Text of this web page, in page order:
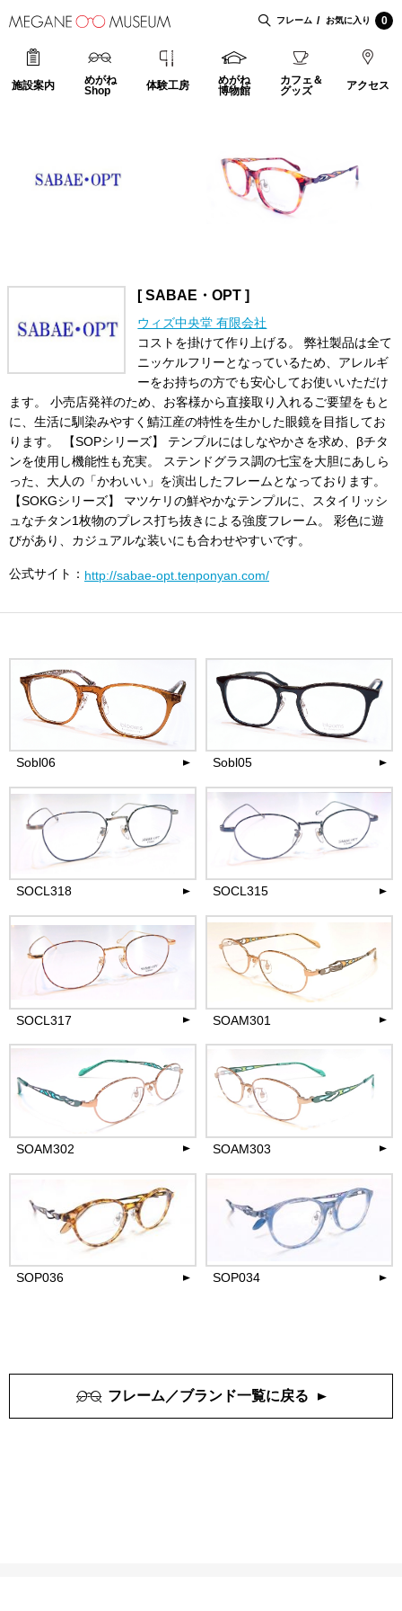
フレーム お気に入り 0
施設案内
めがね
Shop
体験工房
めがね
博物館
カフェ＆
グッズ
アクセス
[ SABAE・OPT ]
ウィズ中央堂 有限会社
コストを掛けて作り上げる。 弊社製品は全て
ニッケルフリーとなっているため、アレルギ
ーをお持ちの方でも安心してお使いいただけ
ます。 小売店発祥のため、お客様から直接取り入れるご要望をもと
に、生活に馴染みやすく鯖江産の特性を生かした眼鏡を目指してお
ります。 【SOPシリーズ】 テンプルにはしなやかさを求め、βチタ
ンを使用し機能性も充実。 ステンドグラス調の七宝を大胆にあしら
った、大人の「かわいい」を演出したフレームとなっております。
【SOKGシリーズ】 マツケリの鮮やかなテンプルに、スタイリッシ
ュなチタン1枚物のプレス打ち抜きによる強度フレーム。 彩色に遊
びがあり、カジュアルな装いにも合わせやすいです。
公式サイト： http://sabae-opt.tenponyan.com/
Sobl06
22,000 円(税込)
Sobl05
22,000 円(税込)
SOCL318
22,000 円(税込)
SOCL315
22,000 円(税込)
SOCL317
22,000 円(税込)
SOAM301
33,000 円(税込)
SOAM302
33,000 円(税込)
SOAM303
33,000 円(税込)
SOP036 SOP034
フレーム／ブランド一覧に戻る